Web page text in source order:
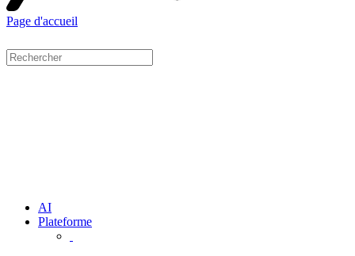
Page d'accueil
AI
Plateforme